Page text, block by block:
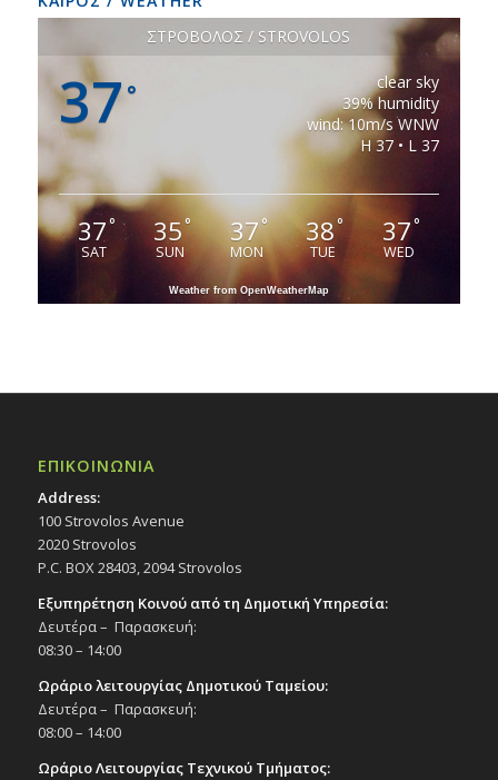
ΣΤΡΟΒΟΛΟΣ / STROVOLOS
37 °
clear sky
39% humidity
wind: 10m/s WNW
H 37 • L 37
37°
SAT
35°
SUN
37°
MON
38°
TUE
37°
WED
Weather from OpenWeatherMap
ΕΠΙΚΟΙΝΩΝΙΑ
Address:
100 Strovolos Avenue
2020 Strovolos
P.C. BOX 28403, 2094 Strovolos
Εξυπηρέτηση Κοινού από τη Δημοτική Υπηρεσία:
Δευτέρα – Παρασκευή:
08:30 – 14:00
Ωράριο λειτουργίας Δημοτικού Ταμείου:
Δευτέρα – Παρασκευή:
08:00 – 14:00
Ωράριο Λειτουργίας Τεχνικού Τμήματος: